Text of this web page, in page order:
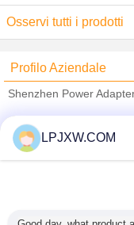
Osservi tutti i prodotti
Profilo Aziendale
Shenzhen Power
Trust Seal
LPJXW.COM